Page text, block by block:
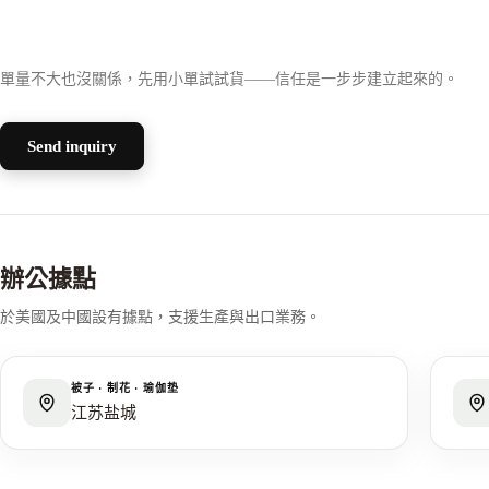
單量不大也沒關係，先用小單試試貨——信任是一步步建立起來的。
Send inquiry
辦公據點
於美國及中國設有據點，支援生產與出口業務。
被子 · 制花 · 瑜伽垫
江苏盐城